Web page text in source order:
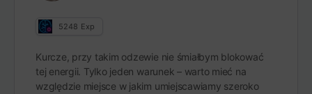
5248 Exp
Kurcze, przy takim odzewie nie śmiałbym blokować
tej energii. Tylko jeden warunek – warto mieć na
względzie miejsce w jakim umiejscawiamy szeroko